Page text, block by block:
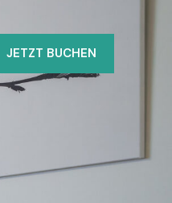
JETZT BUCHEN